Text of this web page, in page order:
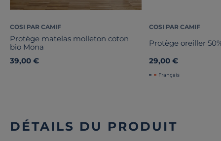
COSI PAR CAMIF
Protège matelas molleton coton
bio Mona
39,00 €
COSI PAR CAMIF
Protège oreiller
29,00 €
Français
DÉTAILS DU PRODUIT